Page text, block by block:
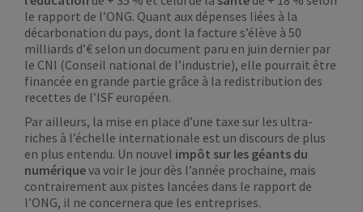
le rapport de l’ONG. Quant aux dépenses liées à la
décarbonation du pays, dont la facture s’élève à 50
milliards d’€ selon un document paru en juin dernier par
le CNI (Conseil national de l’industrie), elle pourrait être
financée en grande partie grâce à la redistribution des
recettes de l’ISF européen.
Par ailleurs, la mise en place d’une taxe sur les ultra-
riches à l’échelle internationale est un discours de plus
en plus entendu. Un nouvel impôt sur les géants du
numériqueva voir le jour dès l’année prochaine, mais
contrairement aux pistes lancées dans le rapport de
l’ONG, il ne concernera que les entreprises.